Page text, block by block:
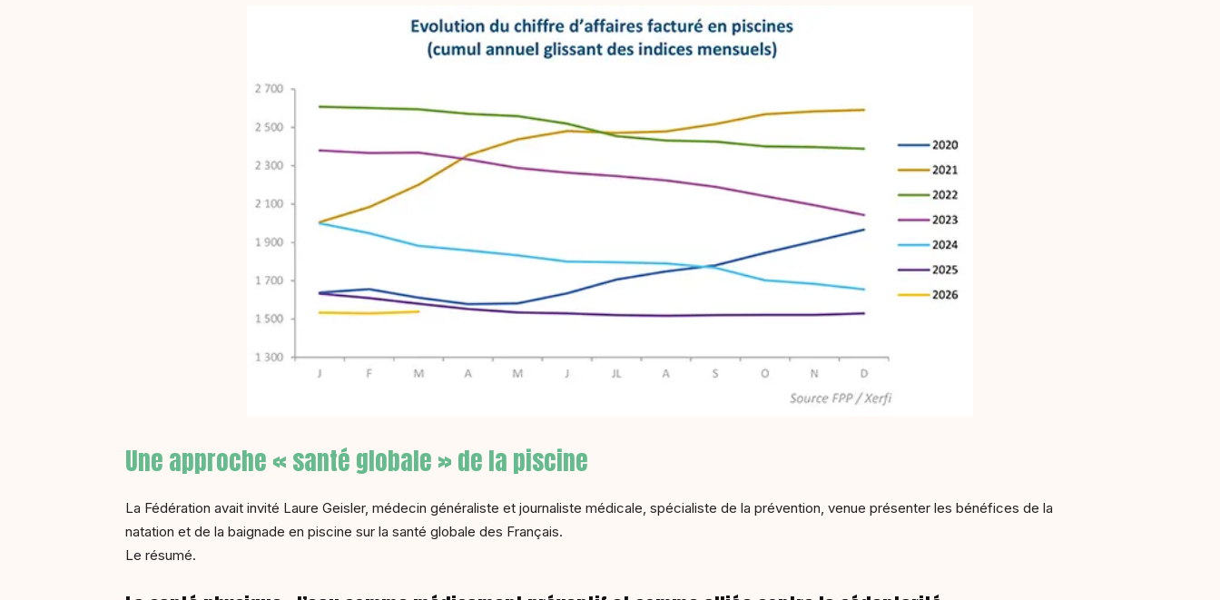
Une approche « santé globale » de la piscine
La Fédération avait invité Laure Geisler, médecin généraliste et journaliste médicale, spécialiste de la prévention, venue présenter les bénéfices de la
natation et de la baignade en piscine sur la santé globale des Français.
Le résumé.